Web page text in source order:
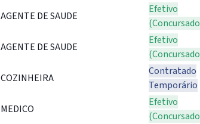
AGENTE DE SAUDE
Efetivo
AGENTE DE SAUDE
Efetivo
COZINHEIRA
Contratado
Temporário
MEDICO
Efetivo